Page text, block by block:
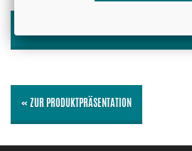
« ZUR PRODUKTPRÄSENTATION